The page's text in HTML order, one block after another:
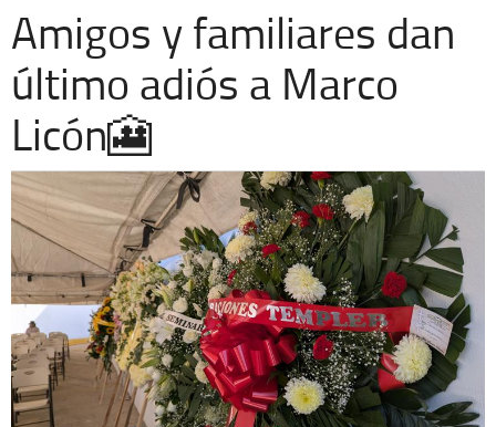
Cronos
Economía
Espectáculos
Extra +
Amigos y familiares dan
último adiós a Marco
Licón🎦